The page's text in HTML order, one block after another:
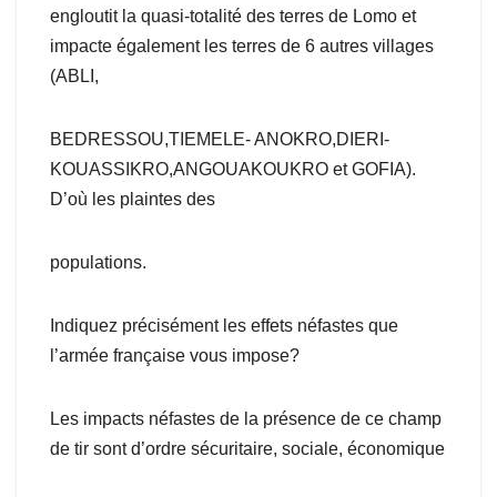
engloutit la quasi-totalité des terres de Lomo et
impacte également les terres de 6 autres villages
(ABLI,
BEDRESSOU,TIEMELE- ANOKRO,DIERI-
KOUASSIKRO,ANGOUAKOUKRO et GOFIA).
D’où les plaintes des
populations.
Indiquez précisément les effets néfastes que
l’armée française vous impose?
Les impacts néfastes de la présence de ce champ
de tir sont d’ordre sécuritaire, sociale, économique